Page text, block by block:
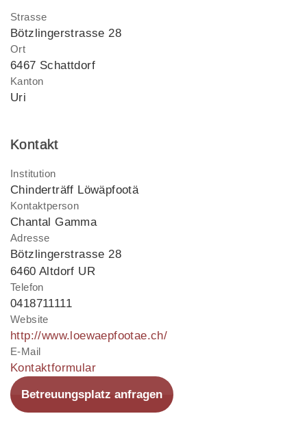
Strasse
Bötzlingerstrasse 28
Ort
6467 Schattdorf
Kanton
Uri
Kontakt
Institution
Chinderträff Löwäpfootä
Kontaktperson
Chantal Gamma
Adresse
Bötzlingerstrasse 28
6460 Altdorf UR
Telefon
0418711111
Website
http://www.loewaepfootae.ch/
E-Mail
Kontaktformular
Betreuungsplatz anfragen